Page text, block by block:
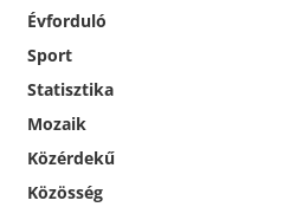
Évforduló
Sport
Statisztika
Mozaik
Közérdekű
Közösség